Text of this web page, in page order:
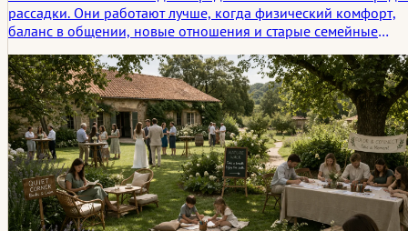
рассадки. Они работают лучше, когда физический комфорт,
баланс в общении, новые отношения и старые семейные